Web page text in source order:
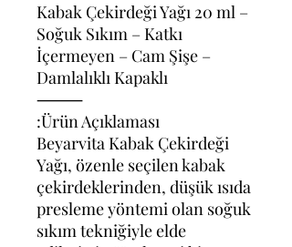
Kabak Çekirdeği Yağı 20 ml –
Soğuk Sıkım – Katkı
İçermeyen – Cam Şişe –
Damlalıklı Kapaklı
⸻
Ürün Açıklaması:
Beyarvita Kabak Çekirdeği
Yağı, özenle seçilen kabak
çekirdeklerinden, düşük ısıda
presleme yöntemi olan soğuk
sıkım tekniğiyle elde